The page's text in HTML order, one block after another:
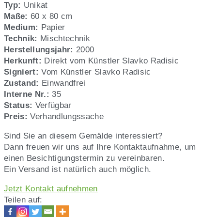
Nr.
35
Typ: Unikat
Maße: 60 x 80 cm
Medium: Papier
Technik: Mischtechnik
Herstellungsjahr: 2000
Herkunft: Direkt vom Künstler Slavko Radisic
Signiert: Vom Künstler Slavko Radisic
Zustand: Einwandfrei
Interne Nr.: 35
Status: Verfügbar
Preis: Verhandlungssache
Sind Sie an diesem Gemälde interessiert?
Dann freuen wir uns auf Ihre Kontaktaufnahme, um
einen Besichtigungstermin zu vereinbaren.
Ein Versand ist natürlich auch möglich.
Jetzt Kontakt aufnehmen
Teilen auf: